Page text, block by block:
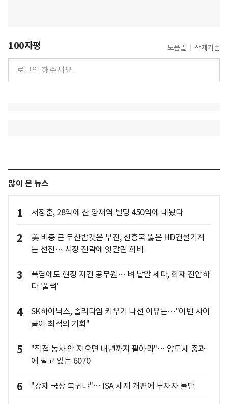
100자평 도움말 삭제기준
많이 본 뉴스
1 서장훈, 28억에 산 양재역 빌딩 450억에 내놨다
2
美 비중 큰 두산밥캣은 부진, 신흥국 뚫은 HD건설기계
는 선전… 시장 전략에 엇갈린 희비
3
폭염에도 현장 지킨 공무원… 벼 낱알 세다, 화재 진압하
다 '풀썩'
4
SK하이닉스, 솔리다임 키우기 나선 이유는…"이번 사이
클이 최적의 기회"
5
"직접 농사 안 지으면 내년까지 팔아라"… 양도세 중과
에 떨고 있는 6070
6 "강제 국장 복귀냐"… ISA 세제 개편에 투자자 불만